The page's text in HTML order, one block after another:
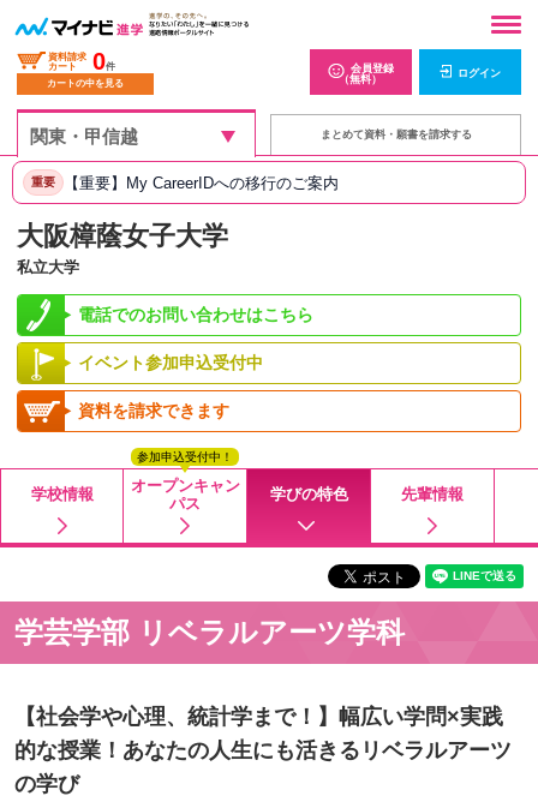
資料請求
カート
0件
カートの中を見る
会員登録
（無料）
ログイン
まとめて資料・願書を請求する
重要 【重要】My CareerIDへの移行のご案内
大阪樟蔭女子大学
私立大学
電話でのお問い合わせはこちら
イベント参加申込受付中
資料を請求できます
学校情報
オープンキャン
パス
参加申込受付中！
学びの特色 先輩情報
学芸学部 リベラルアーツ学科
【社会学や心理、統計学まで！】幅広い学問×実践
的な授業！あなたの人生にも活きるリベラルアーツ
の学び